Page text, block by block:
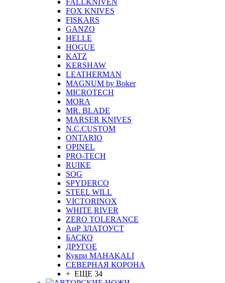
FALLKNIVEN
FOX KNIVES
FISKARS
GANZO
HELLE
HOGUE
KATZ
KERSHAW
LEATHERMAN
MAGNUM by Boker
MICROTECH
MORA
MR. BLADE
MARSER KNIVES
N.C.CUSTOM
ONTARIO
OPINEL
PRO-TECH
RUIKE
SOG
SPYDERCO
STEEL WILL
VICTORINOX
WHITE RIVER
ZERO TOLERANCE
АиР ЗЛАТОУСТ
БАСКО
ДРУГОЕ
Кукри MAHAKALI
СЕВЕРНАЯ КОРОНА
+ ЕЩЕ 34